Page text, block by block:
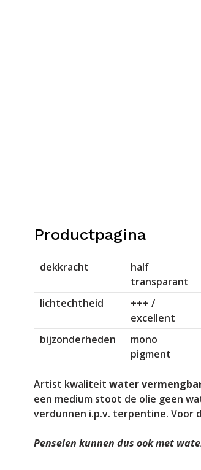
Productpagina
dekkracht
half
transparant
lichtechtheid
+++ /
excellent
bijzonderheden
mono
pigment
Artist kwaliteit water
een medium stoot de olie geen
verdunnen i.p.v. terpentine. Voor
Penselen kunnen dus ook met